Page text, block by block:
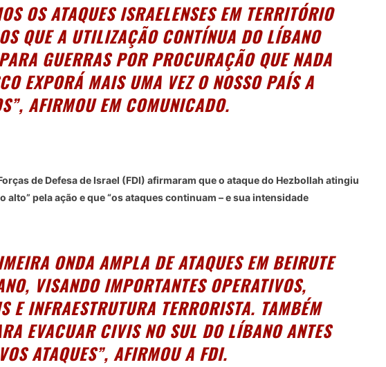
OS ATAQUES ISRAELENSES EM TERRITÓRIO
QUE A UTILIZAÇÃO CONTÍNUA DO LÍBANO
GUERRAS POR PROCURAÇÃO QUE NADA
EXPORÁ MAIS UMA VEZ O NOSSO PAÍS A
AFIRMOU EMCOMUNICADO.
de Defesa de Israel (FDI) afirmaram que o ataque do Hezbollah atingiu
alto” pela ação e que “os ataques continuam – e sua intensidade
ONDA AMPLA DE ATAQUES EM BEIRUTE
VISANDO IMPORTANTES OPERATIVOS,
E INFRAESTRUTURA TERRORISTA. TAMBÉM
EVACUAR CIVIS NO SUL DO LÍBANO ANTES
ATAQUES”, AFIRMOU A FDI.